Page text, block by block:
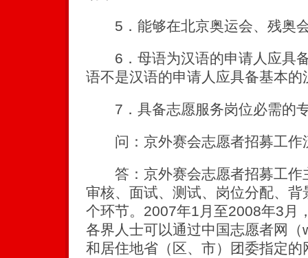
5．能够在北京奥运会、残奥
6．母语为汉语的申请人应具备
语不是汉语的申请人应具备基本的
7．具备志愿服务岗位必需的
问：京外赛会志愿者招募工作
答：京外赛会志愿者招募工作
审核、面试、测试、岗位分配、
个环节。2007年1月至2008年3月
各界人士可以通过中国志愿者网
和居住地省（区、市）团委指定